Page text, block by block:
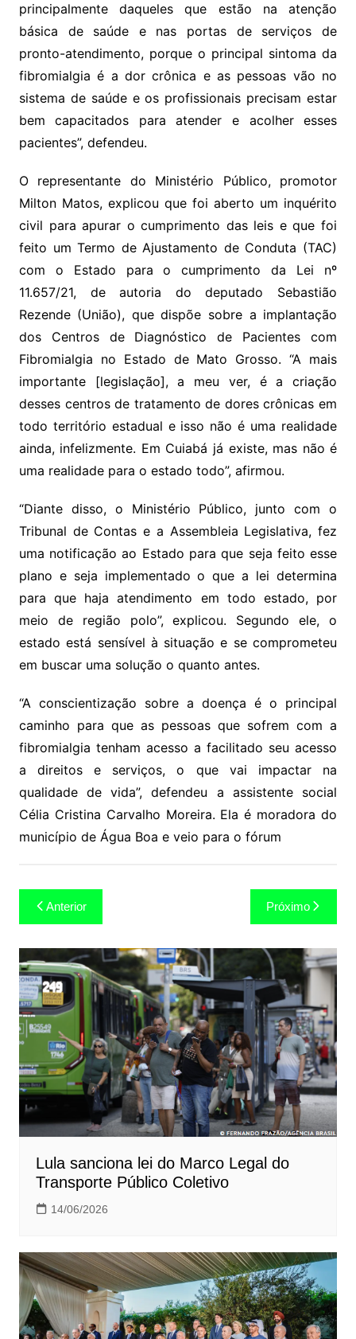
principalmente daqueles que estão na atenção
básica de saúde e nas portas de serviços de
pronto-atendimento, porque o principal sintoma da
fibromialgia é a dor crônica e as pessoas vão no
sistema de saúde e os profissionais precisam estar
bem capacitados para atender e acolher esses
pacientes”, defendeu.
O representante do Ministério Público, promotor
Milton Matos, explicou que foi aberto um inquérito
civil para apurar o cumprimento das leis e que foi
feito um Termo de Ajustamento de Conduta (TAC)
com o Estado para o cumprimento da Lei nº
11.657/21, de autoria do deputado Sebastião
Rezende (União), que dispõe sobre a implantação
dos Centros de Diagnóstico de Pacientes com
Fibromialgia no Estado de Mato Grosso. “A mais
importante [legislação], a meu ver, é a criação
desses centros de tratamento de dores crônicas em
todo território estadual e isso não é uma realidade
ainda, infelizmente. Em Cuiabá já existe, mas não é
uma realidade para o estado todo”, afirmou.
“Diante disso, o Ministério Público, junto com o
Tribunal de Contas e a Assembleia Legislativa, fez
uma notificação ao Estado para que seja feito esse
plano e seja implementado o que a lei determina
para que haja atendimento em todo estado, por
meio de região polo”, explicou. Segundo ele, o
estado está sensível à situação e se comprometeu
em buscar uma solução o quanto antes.
“A conscientização sobre a doença é o principal
caminho para que as pessoas que sofrem com a
fibromialgia tenham acesso a facilitado seu acesso
a direitos e serviços, o que vai impactar na
qualidade de vida”, defendeu a assistente social
Célia Cristina Carvalho Moreira. Ela é moradora do
município de Água Boa e veio para o fórum
Navegação
de
Post
Anterior Próximo
Lula sanciona lei do Marco Legal do
Transporte Público Coletivo
14/06/2026